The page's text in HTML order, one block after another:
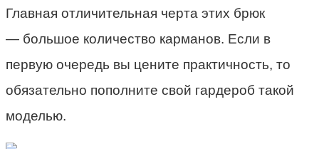
Главная отличительная черта этих брюк
— большое количество карманов. Если в
первую очередь вы цените практичность, то
обязательно пополните свой гардероб такой
моделью.